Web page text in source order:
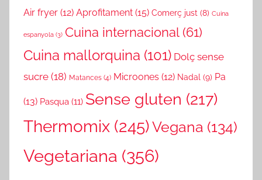
Air fryer (12) Aprofitament (15) Comerç just (8) Cuina
espanyola (3) Cuina internacional(61)
Cuina mallorquina (101) Dolç sense
sucre (18) Matances (4) Microones (12) Nadal (9) Pa
(13) Pasqua (11) Sense gluten (217)
Thermomix (245)Vegana (134)
Vegetariana (356)